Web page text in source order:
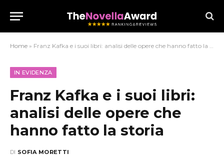
Home » Franz Kafka e i suoi libri: analisi delle opere che hanno fatto la storia
IN EVIDENZA
Franz Kafka e i suoi libri:
analisi delle opere che
hanno fatto la storia
DI SOFIA MORETTI